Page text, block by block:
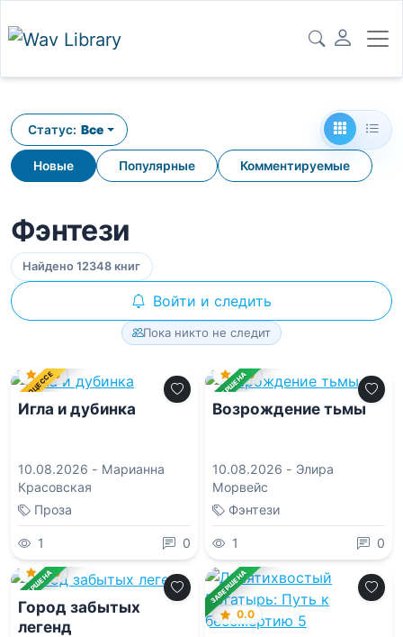
Новые Популярные Комментируемые
Статус: Все
Фэнтези
Найдено 12348 книг
Войти и следить
Пока никто не следит
В ПРОЦЕССЕ
0.0
Игла и дубинка
10.08.2026 - Марианна
Красовская
Проза
1 0
ЗАВЕРШЕНА
0.0
Возрождение тьмы
10.08.2026 - Элира
Морвейс
Фэнтези
1 0
ЗАВЕРШЕНА
0.0
Город забытых
легенд
ЗАВЕРШЕНА
0.0